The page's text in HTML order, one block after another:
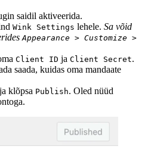
saidil aktiveerida.
Wink Settings lehele. Sa võid
Appearance > Customize >
Client ID ja Client Secret.
saada, kuidas oma mandaate
klõpsa Publish. Oled nüüd